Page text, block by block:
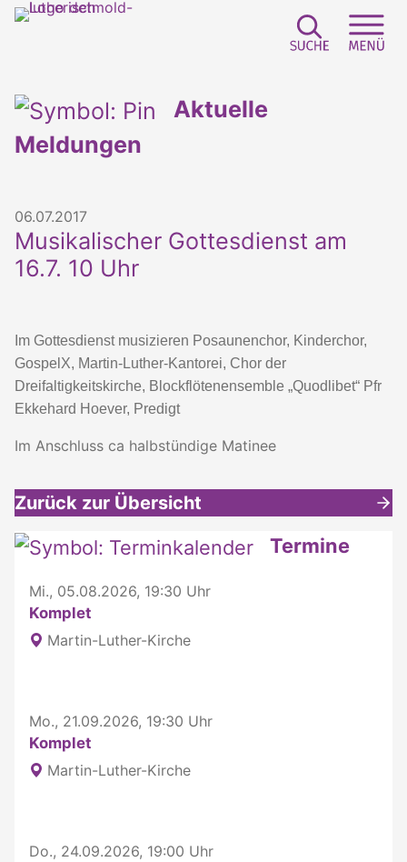
Aktuelle
Meldungen
06.07.2017
Musikalischer Gottesdienst am
16.7. 10 Uhr
Im Gottesdienst musizieren Posaunenchor, Kinderchor,
GospelX, Martin-Luther-Kantorei, Chor der
Dreifaltigkeitskirche, Blockflötenensemble „Quodlibet“ Pfr
Ekkehard Hoever, Predigt
Im Anschluss ca halbstündige Matinee
Zurück zur Übersicht
Weitere interessante Inhalte Termine
Mi., 05.08.2026, 19:30 Uhr
Komplet
Martin-Luther-Kirche
Mo., 21.09.2026, 19:30 Uhr
Komplet
Martin-Luther-Kirche
Do., 24.09.2026, 19:00 Uhr